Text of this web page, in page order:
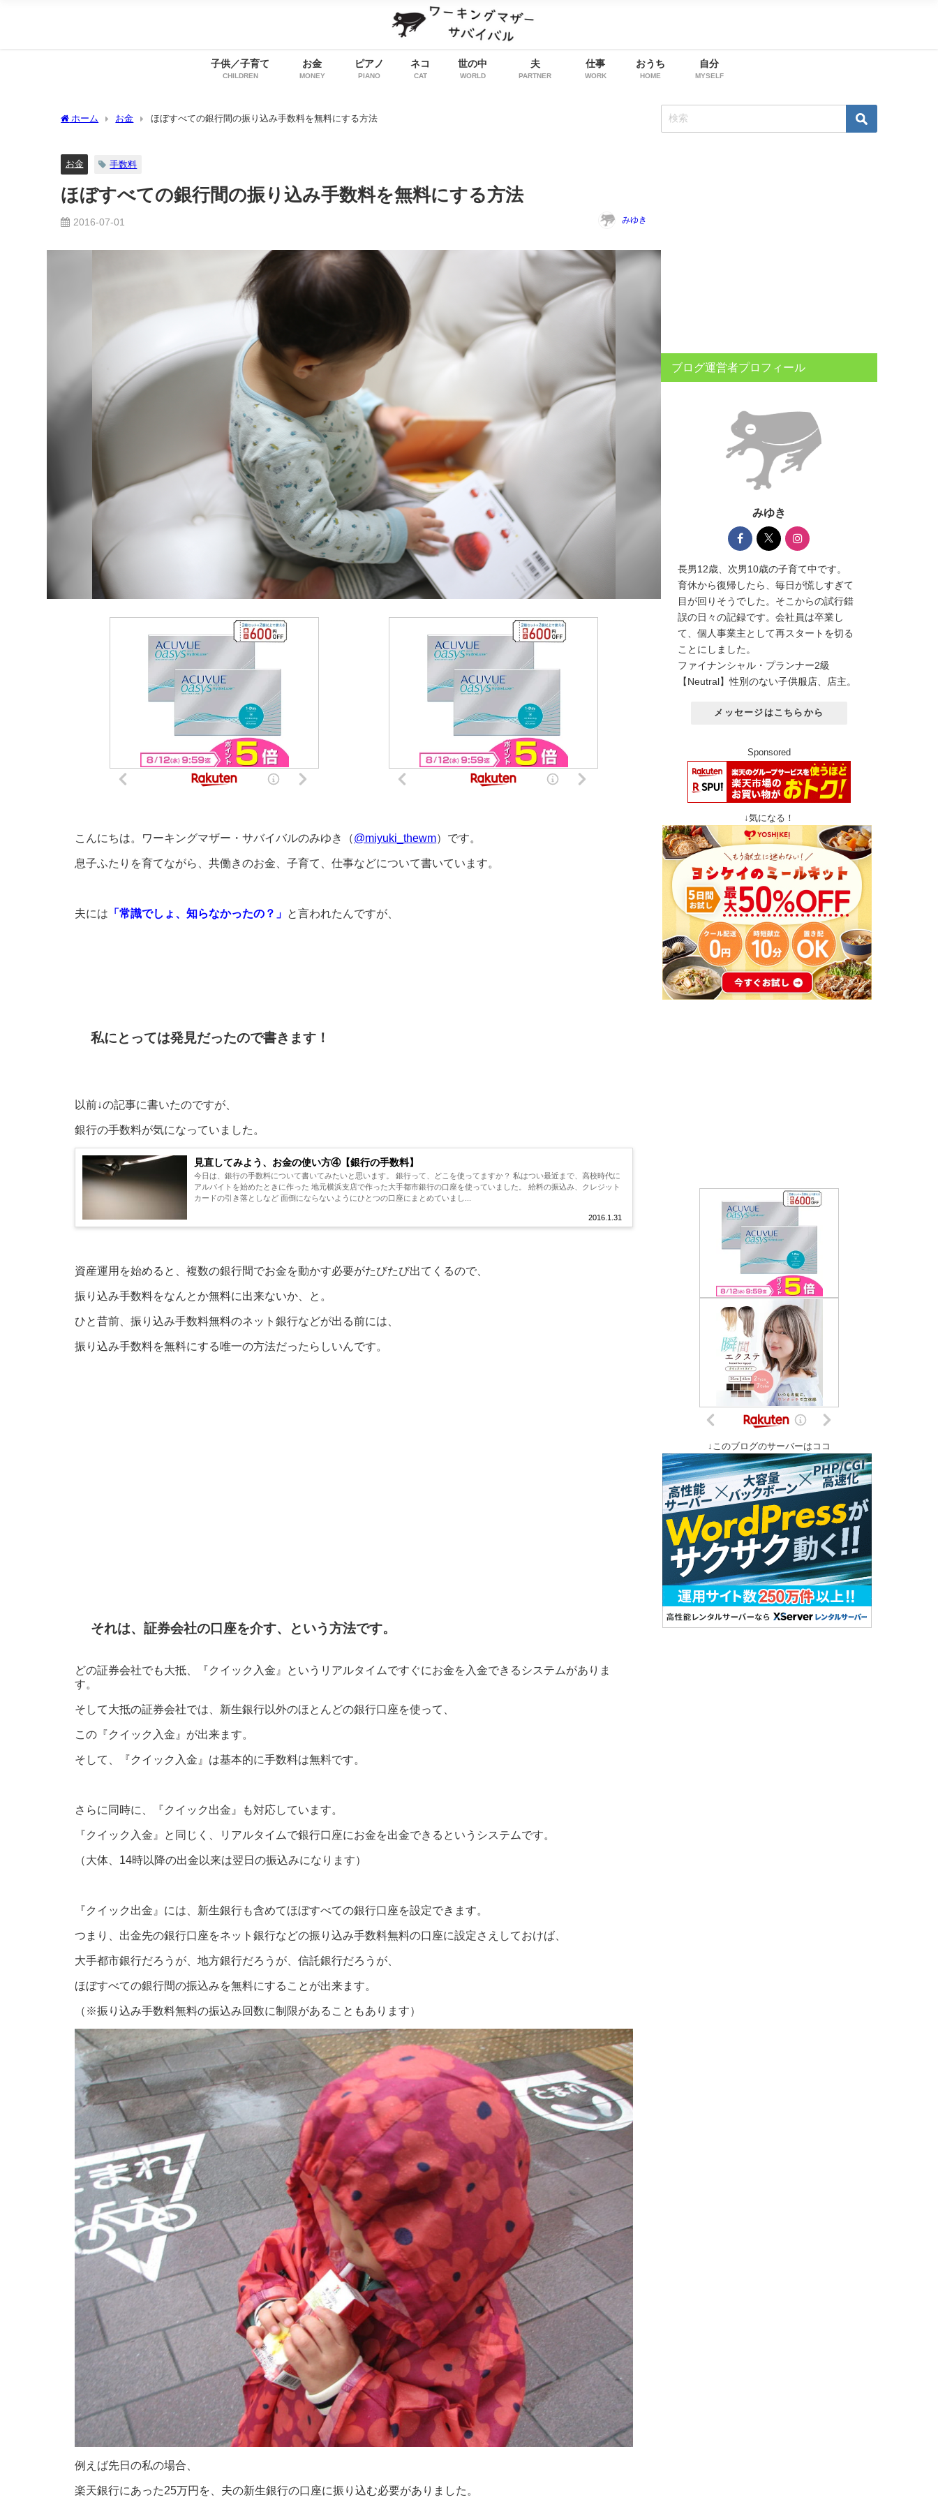
子供／子育て
CHILDREN
お金
MONEY
ピアノ
PIANO
ネコ
CAT
世の中
WORLD
夫
PARTNER
仕事
WORK
おうち
HOME
自分
MYSELF
ホーム お金 ほぼすべての銀行間の振り込み手数料を無料にする方法
お金 手数料
ほぼすべての銀行間の振り込み手数料を無料にする方法
2016-07-01 みゆき
こんにちは。ワーキングマザー・サバイバルのみゆき（@miyuki_thewm）です。
息子ふたりを育てながら、共働きのお金、子育て、仕事などについて書いています。
夫には 「常識でしょ、知らなかったの？」 と言われたんですが、
私にとっては発見だったので書きます！
以前↓の記事に書いたのですが、
銀行の手数料が気になっていました。
見直してみよう、お金の使い方④【銀行の手数料】
2016.1.31
今日は、銀行の手数料について書いてみたいと思います。 銀行って、どこを使ってますか？ 私はつい最近まで、高校時代に
アルバイトを始めたときに作った 地元横浜支店で作った大手都市銀行の口座を使っていました。 給料の振込み、クレジット
カードの引き落としなど 面倒にならないようにひとつの口座にまとめていまし...
資産運用を始めると、複数の銀行間でお金を動かす必要がたびたび出てくるので、
振り込み手数料をなんとか無料に出来ないか、と。
ひと昔前、振り込み手数料無料のネット銀行などが出る前には、
振り込み手数料を無料にする唯一の方法だったらしいんです。
それは、証券会社の口座を介す、という方法です。
どの証券会社でも大抵、『クイック入金』というリアルタイムですぐにお金を入金できるシステムがありま
す。
そして大抵の証券会社では、新生銀行以外のほとんどの銀行口座を使って、
この『クイック入金』が出来ます。
そして、『クイック入金』は基本的に手数料は無料です。
さらに同時に、『クイック出金』も対応しています。
『クイック入金』と同じく、リアルタイムで銀行口座にお金を出金できるというシステムです。
（大体、14時以降の出金以来は翌日の振込みになります）
『クイック出金』には、新生銀行も含めてほぼすべての銀行口座を設定できます。
つまり、出金先の銀行口座をネット銀行などの振り込み手数料無料の口座に設定さえしておけば、
大手都市銀行だろうが、地方銀行だろうが、信託銀行だろうが、
ほぼすべての銀行間の振込みを無料にすることが出来ます。
（※振り込み手数料無料の振込み回数に制限があることもあります）
例えば先日の私の場合、
楽天銀行にあった25万円を、夫の新生銀行の口座に振り込む必要がありました。
ブログ運営者プロフィール
みゆき
長男12歳、次男10歳の子育て中です。
育休から復帰したら、毎日が慌しすぎて
目が回りそうでした。そこからの試行錯
誤の日々の記録です。会社員は卒業し
て、個人事業主として再スタートを切る
ことにしました。
ファイナンシャル・プランナー2級
【Neutral】性別のない子供服店、店主。
メッセージはこちらから
Sponsored
↓気になる！
↓このブログのサーバーはココ